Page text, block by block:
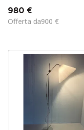
980 €
Offerta da900 €